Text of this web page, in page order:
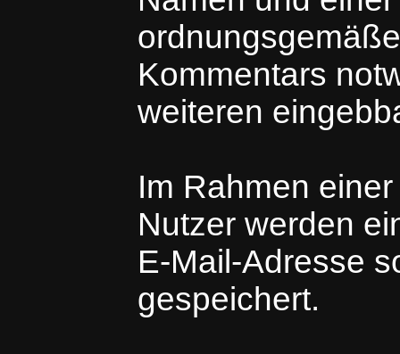
Kommentars
weiteren
Im Rahmen
Nutzer werden
E-Mail-Adresse
gespeichert.